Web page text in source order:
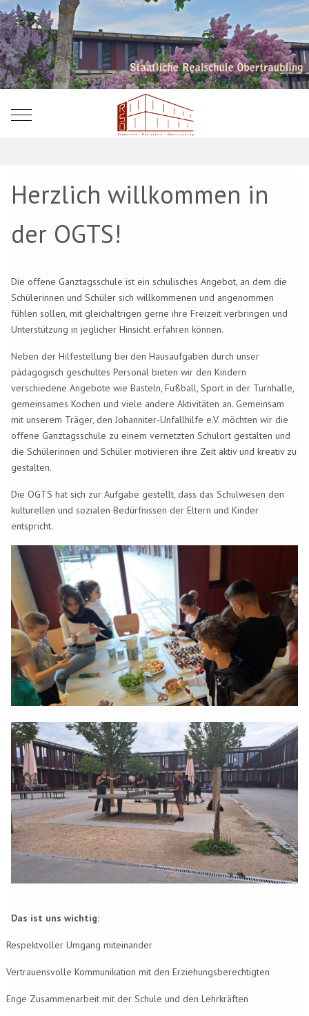
Mobile Menu Toggle
Herzlich willkommen in
der OGTS!
Die offene Ganztagsschule ist ein schulisches Angebot, an dem die
Schülerinnen und Schüler sich willkommenen und angenommen
fühlen sollen, mit gleichaltrigen gerne ihre Freizeit verbringen und
Unterstützung in jeglicher Hinsicht erfahren können.
Neben der Hilfestellung bei den Hausaufgaben durch unser
pädagogisch geschultes Personal bieten wir den Kindern
verschiedene Angebote wie Basteln, Fußball, Sport in der Turnhalle,
gemeinsames Kochen und viele andere Aktivitäten an.Gemeinsam
mit unserem Träger, den Johanniter-Unfallhilfe e.V. möchten wir die
offene Ganztagsschule zu einem vernetzten Schulort gestalten und
die Schülerinnen und Schüler motivieren ihre Zeit aktiv und kreativ zu
gestalten.
Die OGTS hat sich zur Aufgabe gestellt, dass das Schulwesen den
kulturellen und sozialen Bedürfnissen der Eltern und Kinder
entspricht.
Das ist uns wichtig:
Respektvoller Umgang miteinander
Vertrauensvolle Kommunikation mit den Erziehungsberechtigten
Enge Zusammenarbeit mit der Schule und den Lehrkräften